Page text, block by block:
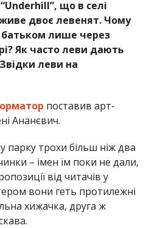
що в селі
живе двоє левенят. Чому
батьком лише через
Як часто леви дають
леви на
поставив арт-
Ананєвич.
парку трохи більш ніж два
– імен їм поки не дали,
від читачів у
вони геть протилежні
хижачка, друга ж